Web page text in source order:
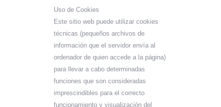
Uso de Cookies
Este sitio web puede utilizar cookies
técnicas (pequeños archivos de
información que el servidor envía al
ordenador de quien accede a la página)
para llevar a cabo determinadas
funciones que son consideradas
imprescindibles para el correcto
funcionamiento y visualización del